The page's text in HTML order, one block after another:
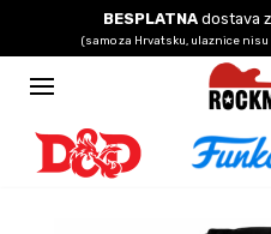
BESPLATNAdostava
(samo za Hrvatsku, ulaznice